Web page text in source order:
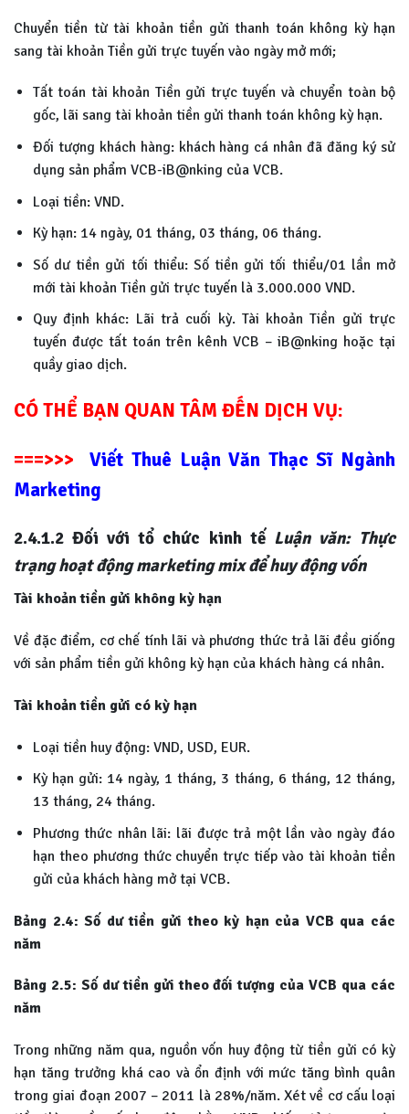
Chuyển tiền từ tài khoản tiền gửi thanh toán không kỳ hạn
sang tài khoản Tiền gửi trực tuyến vào ngày mở mới;
Tất toán tài khoản Tiền gửi trực tuyến và chuyển toàn bộ
gốc, lãi sang tài khoản tiền gửi thanh toán không kỳ hạn.
Đối tượng khách hàng: khách hàng cá nhân đã đăng ký sử
dụng sản phẩm VCB-iB@nking của VCB.
Loại tiền: VND.
Kỳ hạn: 14 ngày, 01 tháng, 03 tháng, 06 tháng.
Số dư tiền gửi tối thiểu: Số tiền gửi tối thiểu/01 lần mở
mới tài khoản Tiền gửi trực tuyến là 3.000.000 VND.
Quy định khác: Lãi trả cuối kỳ. Tài khoản Tiền gửi trực
tuyến được tất toán trên kênh VCB – iB@nking hoặc tại
quầy giao dịch.
CÓ THỂ BẠN QUAN TÂM ĐẾN DỊCH VỤ:
===>>>
Viết Thuê Luận Văn Thạc Sĩ Ngành
Marketing
2.4.1.2 Đối với tổ chức kinh tế Luận văn: Thực
trạng hoạt động marketing mix để huy động vốn
Tài khoản tiền gửi không kỳ hạn
Về đặc điểm, cơ chế tính lãi và phương thức trả lãi đều giống
với sản phẩm tiền gửi không kỳ hạn của khách hàng cá nhân.
Tài khoản tiền gửi có kỳ hạn
Loại tiền huy động: VND, USD, EUR.
Kỳ hạn gửi: 14 ngày, 1 tháng, 3 tháng, 6 tháng, 12 tháng,
13 tháng, 24 tháng.
Phương thức nhân lãi: lãi được trả một lần vào ngày đáo
hạn theo phương thức chuyển trực tiếp vào tài khoản tiền
gửi của khách hàng mở tại VCB.
Bảng 2.4: Số dư tiền gửi theo kỳ hạn của VCB qua các
năm
Bảng 2.5: Số dư tiền gửi theo đối tượng của VCB qua các
năm
Trong những năm qua, nguồn vốn huy động từ tiền gửi có kỳ
hạn tăng trưởng khá cao và ổn định với mức tăng bình quân
trong giai đoạn 2007 – 2011 là 28%/năm. Xét về cơ cấu loại